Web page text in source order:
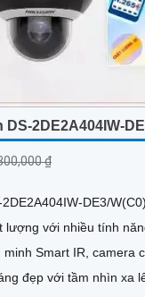
2DE2A404IW-
₫
DE3/
với nhiều tính năng ưu
Smart IR, camera
đẹp với tầm nhìn xa